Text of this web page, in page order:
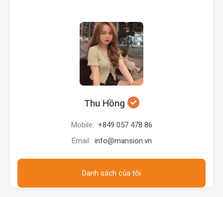
Thu Hồng
Mobile: +849 057 478 86
Email: info@mansion.vn
Danh sách của tôi